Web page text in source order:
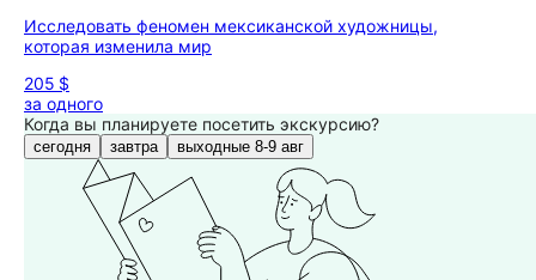
Исследовать феномен мексиканской художницы,
которая изменила мир
205 $
за одного
Когда вы планируете посетить экскурсию?
сегодня завтра выходные 8-9 авг